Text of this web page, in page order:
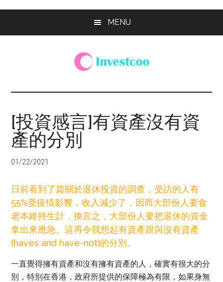
MENU
Investcoo
個
活
化
的
投
網
站
[投資感言]有資產沒有資
產的分別
01/22/2021
日前看到了篇關於退休投資的調查，受訪的人有
55%受疫情影響，收入減少了，因而大部份人要食
老本維持生計，換言之，大部份人要把退休的資金
拿出來應急。這再令我想起有資產跟與沒有資產
(haves and have-not)的分別。
一直覺得擁有資產和沒有擁有資產的人，確實有很大的分
別，特別在香港，政府所提供的保障極為有限，如果身無